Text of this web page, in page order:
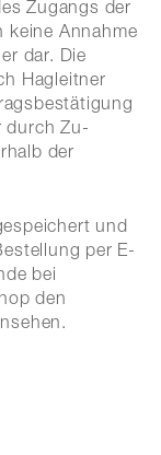
Zugangs der
keine Annahme
dar. Die
Hagleitner
durch Zu-
der
und
per E-
bei
den